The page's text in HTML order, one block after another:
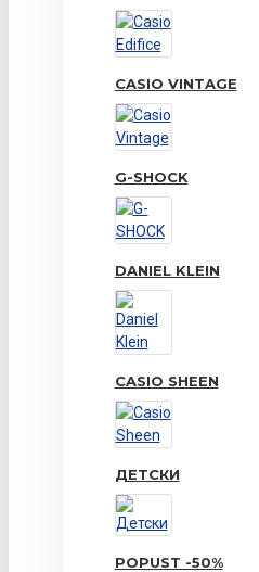
CASIO VINTAGE
G-SHOCK
DANIEL KLEIN
CASIO SHEEN
ДЕТСКИ
POPUST -50%